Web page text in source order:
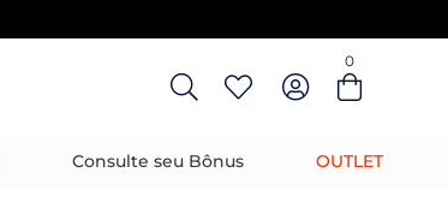
Entre com email ou cpf/cnpj
0
Consulte seu Bônus OUTLET